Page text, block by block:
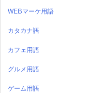
WEBマーケ用語
カタカナ語
カフェ用語
グルメ用語
ゲーム用語